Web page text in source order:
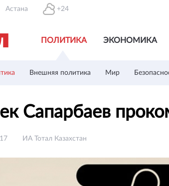
Астана +24
ПОЛИТИКА ЭКОНОМИКА
Внешняя политика Мир
Сапарбаев
ИА Тотал Казахстан